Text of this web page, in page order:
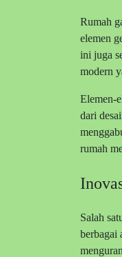
Rumah
elemen
ini juga
modern
Elemen-
dari
rumah
Salah
berbagai